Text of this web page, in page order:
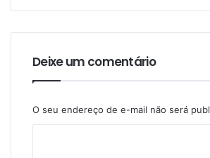
Deixe um comentário
O seu endereço de e-mail não será